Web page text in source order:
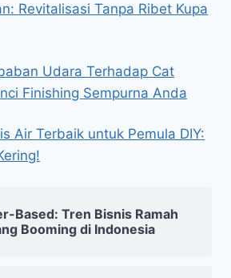
Revitalisasi Tanpa Ribet Kupa
Udara Terhadap Cat
Finishing Sempurna Anda
Air Terbaik untuk Pemula DIY:
Based: Tren Bisnis Ramah
Booming di Indonesia